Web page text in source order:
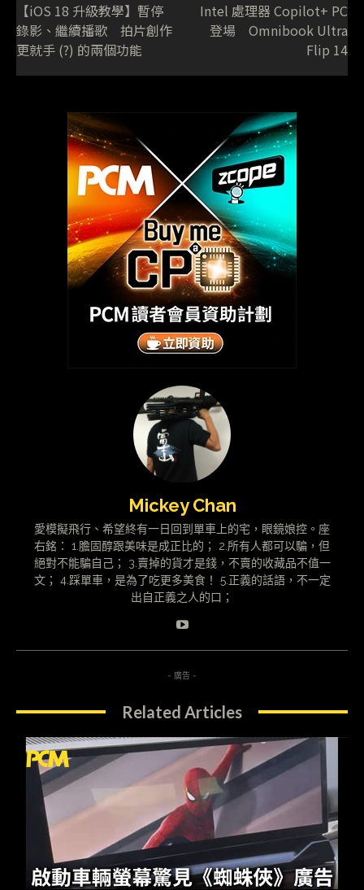
【iOS 18 升級教學】暫停
錄影、繼續播歌 拍片創作
更就手 (?) 的兩個功能
Intel 處理器 Copilot+ PC
登場 Omnibook Ultra
Flip 14
Mickey Chan
愛模擬飛行、希望終有一日回到單車上的宅，眼鏡娘控。座
右銘： 1.膽固醇跟美味是成正比的； 2.所有人都可以騙，但
絕對不能騙自己； 3.賣掉的貨才是錢，不賣的收藏品不值一
文； 4.踩單車，是為了吃更多美食！ 5.正義的話語，不一定
出自正義之人的口；
- 廣告 -
Related Articles